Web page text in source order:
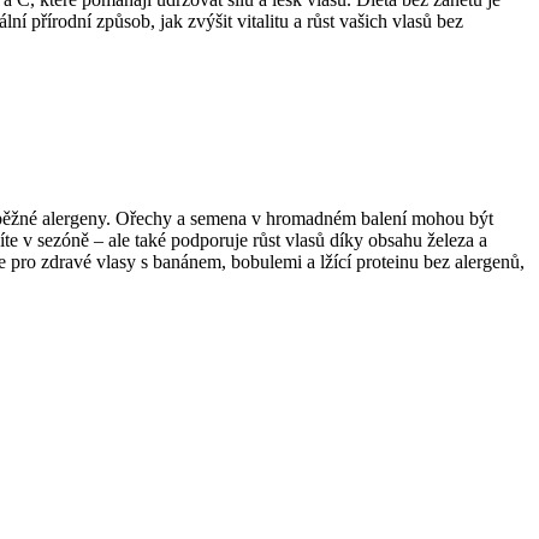
přírodní způsob, jak zvýšit vitalitu a růst vašich vlasů bez
alergeny. Ořechy a semena v hromadném balení mohou být
v sezóně – ale také podporuje růst vlasů díky obsahu železa a
zdravé vlasy s banánem, bobulemi a lžící proteinu bez alergenů,